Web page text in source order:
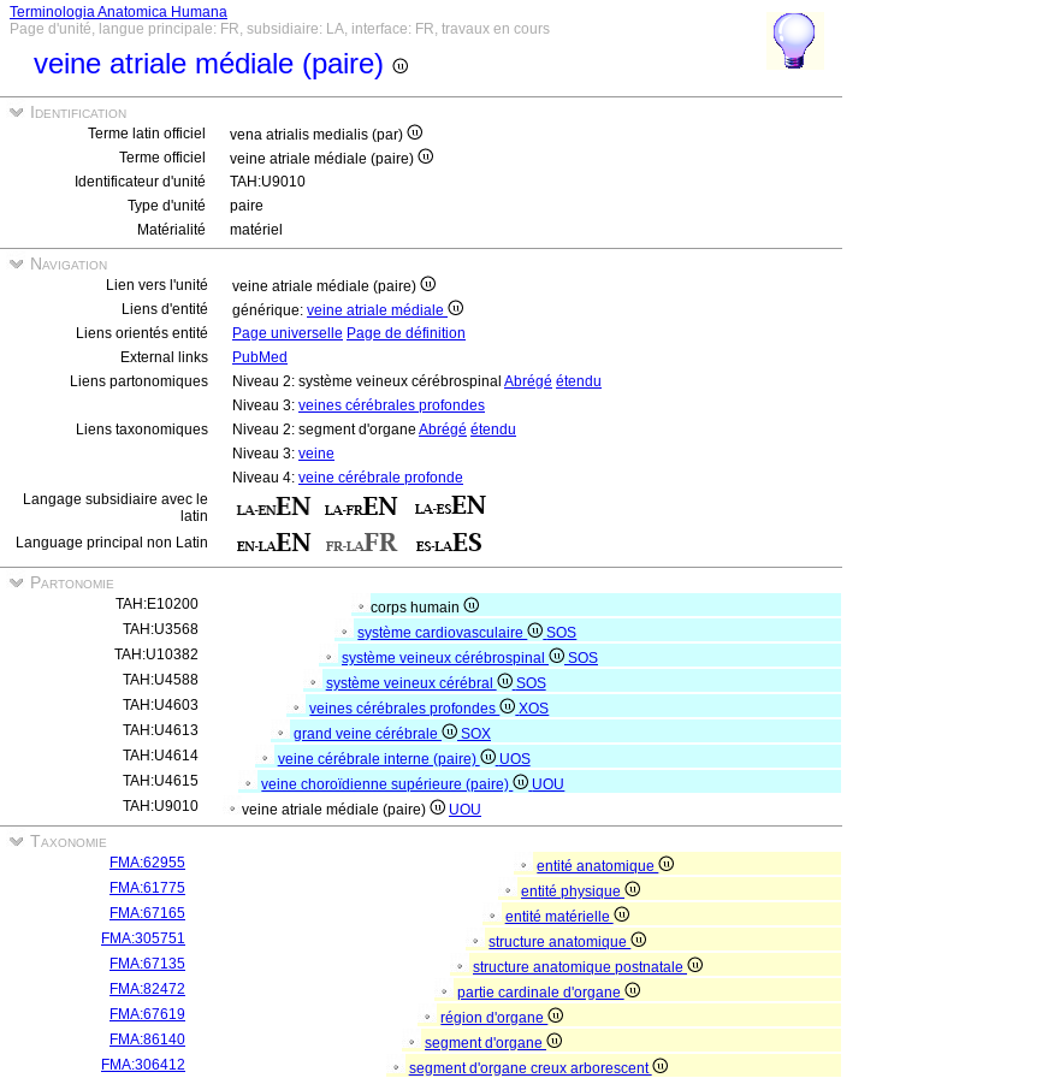
Terminologia Anatomica Humana
Page d'unité, langue principale: FR, subsidiaire: LA, interface: FR, travaux en cours
veine atriale médiale (paire)
Identification
Terme latin officiel
vena atrialis medialis (par)
Terme officiel
veine atriale médiale (paire)
Identificateur d'unité
TAH:U9010
Type d'unité
paire
Matérialité
matériel
Navigation
Lien vers l'unité
veine atriale médiale (paire)
Liens d'entité
générique: veine atriale médiale
Liens orientés entité
Page universelle Page de définition
External links
PubMed
Liens partonomiques
Niveau 2: système veineux cérébrospinal Abrégé étendu
Niveau 3: veines cérébrales profondes
Liens taxonomiques
Niveau 2: segment d'organe Abrégé étendu
Niveau 3: veine
Niveau 4: veine cérébrale profonde
Langage subsidiaire avec le
latin
Language principal non Latin
Partonomie
TAH:E10200
corps humain
TAH:U3568
système cardiovasculaire
SOS
TAH:U10382
système veineux cérébrospinal
SOS
TAH:U4588
système veineux cérébral
SOS
TAH:U4603
veines cérébrales profondes
XOS
TAH:U4613
grand veine cérébrale
SOX
TAH:U4614
veine cérébrale interne (paire)
UOS
TAH:U4615
veine choroïdienne supérieure (paire)
UOU
TAH:U9010
veine atriale médiale (paire) UOU
Taxonomie
FMA:62955
entité anatomique
FMA:61775
entité physique
FMA:67165
entité matérielle
FMA:305751
structure anatomique
FMA:67135
structure anatomique postnatale
FMA:82472
partie cardinale d'organe
FMA:67619
région d'organe
FMA:86140
segment d'organe
FMA:306412
segment d'organe creux arborescent